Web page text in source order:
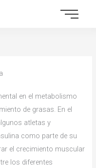
en el metabolismo
de grasas. En el
atletas y
como parte de su
el crecimiento muscular
los diferentes